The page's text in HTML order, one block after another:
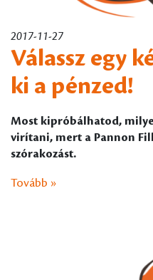
2017-11-27
Válassz egy
ki a pénzed!
Most kipróbálhatod,
virítani, mert a Pannon
szórakozást.
Tovább »